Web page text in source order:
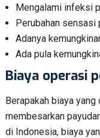
Mengalami infeksi
Perubahan sensasi
Adanya
Ada pula
Biaya operasi
Berapakah biaya
membesarkan
di Indonesia, biaya